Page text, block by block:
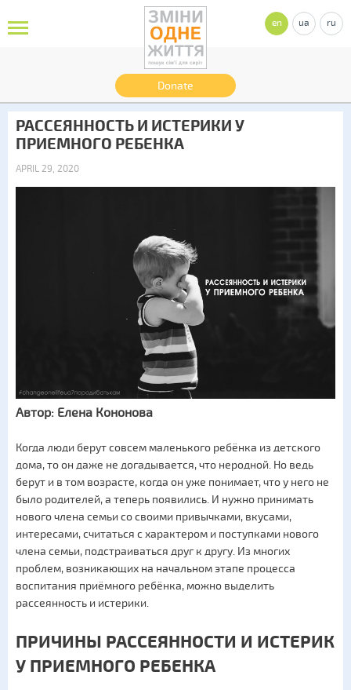
Donate
en ua ru
РАССЕЯННОСТЬ И ИСТЕРИКИ У
ПРИЕМНОГО РЕБЕНКА
APRIL 29, 2020
Автор: Елена Кононова
Когда люди берут совсем маленького ребёнка из детского
дома, то он даже не догадывается, что неродной. Но ведь
берут и в том возрасте, когда он уже понимает, что у него не
было родителей, а теперь появились. И нужно принимать
нового члена семьи со своими привычками, вкусами,
интересами, считаться с характером и поступками нового
члена семьи, подстраиваться друг к другу. Из многих
проблем, возникающих на начальном этапе процесса
воспитания приёмного ребёнка, можно выделить
рассеянность и истерики.
ПРИЧИНЫ РАССЕЯННОСТИ И ИСТЕРИК
У ПРИЕМНОГО РЕБЕНКА